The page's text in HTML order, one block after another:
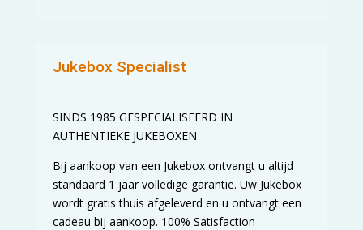
Jukebox Specialist
SINDS 1985 GESPECIALISEERD IN
AUTHENTIEKE JUKEBOXEN
Bij aankoop van een Jukebox ontvangt u altijd
standaard 1 jaar volledige garantie. Uw Jukebox
wordt gratis thuis afgeleverd en u ontvangt een
cadeau bij aankoop. 100% Satisfaction